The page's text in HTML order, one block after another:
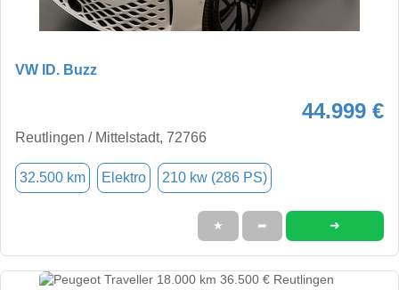
VW ID. Buzz
44.999 €
Reutlingen / Mittelstadt, 72766
32.500 km Elektro 210 kw (286 PS)
★ ➦ ➜